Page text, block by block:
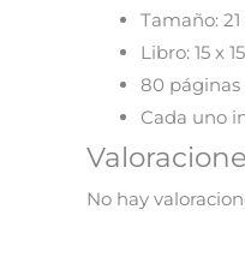
Tamaño: 21
Libro: 15 x
80 páginas
Cada uno
No hay